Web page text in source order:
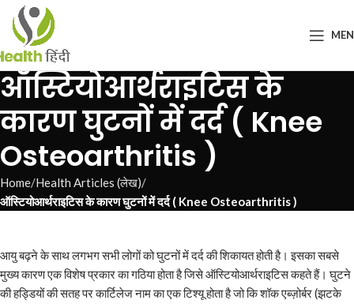
ऑस्टियोआर्थराइटिस के
कारण घुटनों में दर्द ( Knee
Osteoarthritis )
Home Health Articles (लेख)
ऑस्टियोआर्थराइटिस के कारण घुटनों में दर्द ( Knee Osteoarthritis )
आयु बढ़ने के साथ लगभग सभी लोगों को घुटनों में दर्द की शिकायत होती है। इसका सबसे
मुख्य कारण एक विशेष प्रकार का गठिया होता है जिसे ऑस्टियोआर्थराइटिस कहते हैं। घुटने
की हड्डियों की सतह पर कार्टिलेज नाम का एक टिश्यू होता है जो कि शॉक एब्ज़ोर्बर (झटके